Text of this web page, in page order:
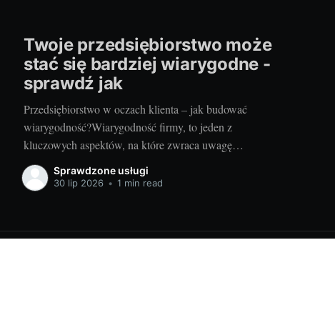
Twoje przedsiębiorstwo może
stać się bardziej wiarygodne -
sprawdź jak
Przedsiębiorstwo w oczach klienta – jak budować
wiarygodność?Wiarygodność firmy, to jeden z
kluczowych aspektów, na które zwraca uwagę
potencjalny klient. Decyzje zakupowe stają się coraz
częściej świadome, więc klient szuka informacji o firmie,
podmiot, z którym
Sprawdzone usługi
30 lip 2026 • 1 min read